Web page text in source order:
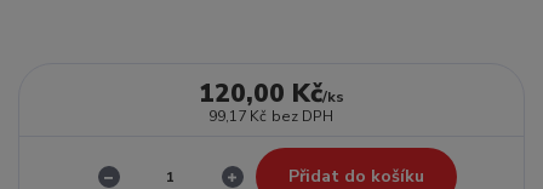
120,00 Kč/ks
99,17 Kč bez DPH
Přidat do košíku